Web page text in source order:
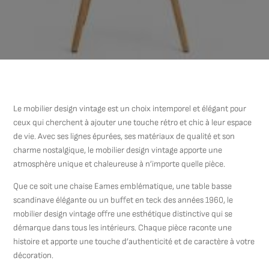
Le mobilier design vintage est un choix intemporel et élégant pour
ceux qui cherchent à ajouter une touche rétro et chic à leur espace
de vie. Avec ses lignes épurées, ses matériaux de qualité et son
charme nostalgique, le mobilier design vintage apporte une
atmosphère unique et chaleureuse à n’importe quelle pièce.
Que ce soit une chaise Eames emblématique, une table basse
scandinave élégante ou un buffet en teck des années 1960, le
mobilier design vintage offre une esthétique distinctive qui se
démarque dans tous les intérieurs. Chaque pièce raconte une
histoire et apporte une touche d’authenticité et de caractère à votre
décoration.